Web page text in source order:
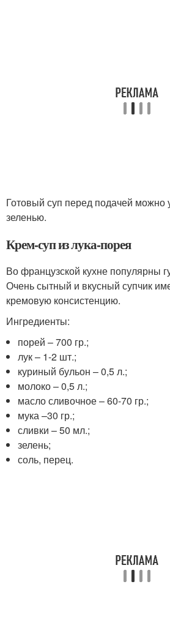
Готовый суп перед подачей можно
зеленью.
Крем-суп из лука-порея
Во французской кухне популярны
Очень сытный и вкусный супчик
кремовую консистенцию.
Ингредиенты:
порей – 700 гр.;
лук – 1-2 шт.;
куриный бульон – 0,5 л.;
молоко – 0,5 л.;
масло сливочное – 60-70 гр.;
мука –30 гр.;
сливки – 50 мл.;
зелень;
соль, перец.